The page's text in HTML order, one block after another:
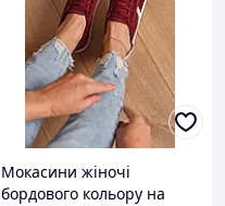
Мокасини жіночі
бордового кольору на